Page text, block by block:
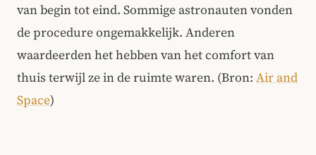
van begin tot eind. Sommige astronauten vonden
de procedure ongemakkelijk. Anderen
waardeerden het hebben van het comfort van
thuis terwijl ze in de ruimte waren. (Bron: Air and
Space)